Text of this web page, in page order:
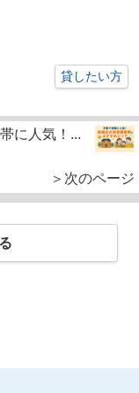
貸したい方
に人気！...
＞次のページ